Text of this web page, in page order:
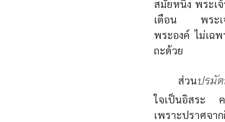
สมัยหนึ่ง พระเ
เตือน พระเจ้า
พระองค์ ไม่เฉ
ถะด้วย
ส่วนปรมั
ใจเป็นอิสระ ค
เพราะปราศจา